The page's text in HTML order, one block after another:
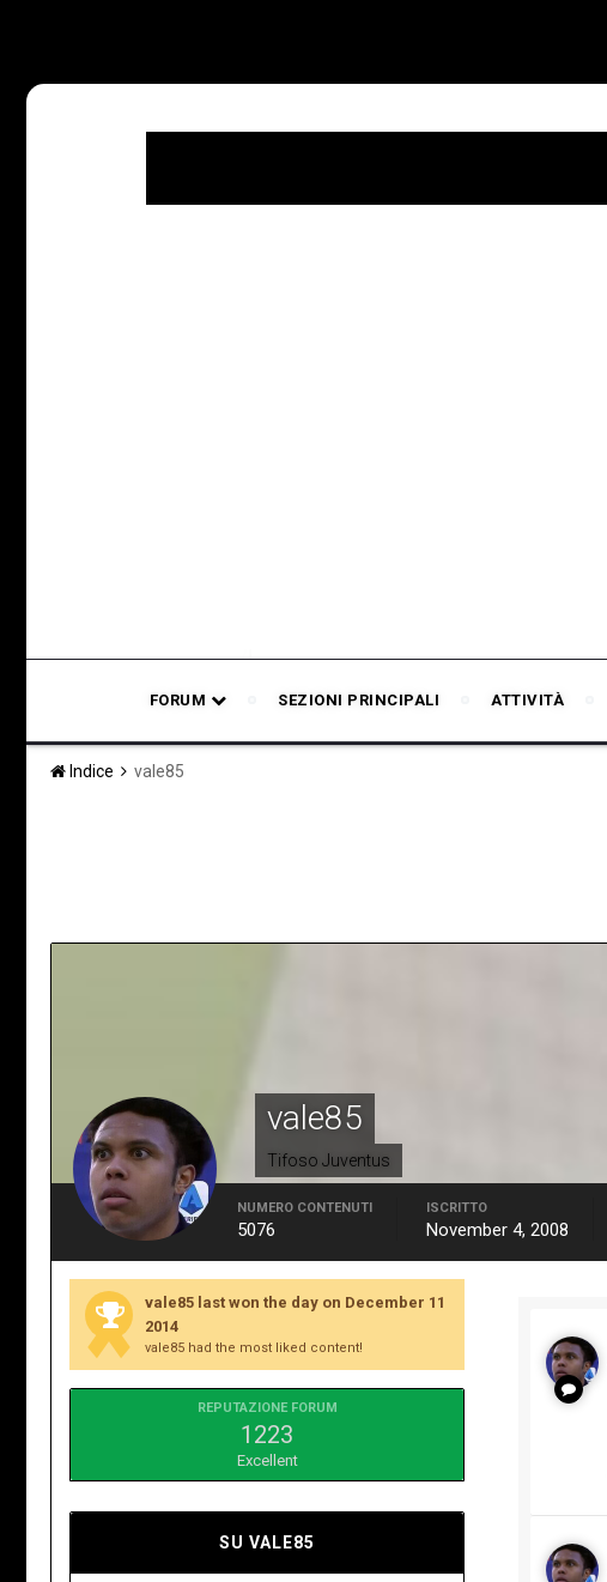
FORUM SEZIONI PRINCIPALI ATTIVITÀ
Indice vale85
vale85
Tifoso Juventus
NUMERO CONTENUTI
5076
ISCRITTO
November 4, 2008
vale85 last won the day on December 11
2014
vale85 had the most liked content!
REPUTAZIONE FORUM
1223
Excellent
SU VALE85